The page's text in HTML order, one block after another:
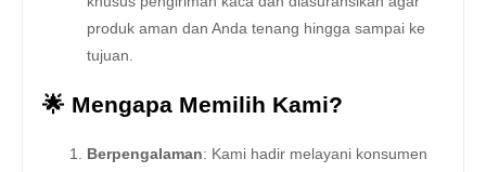
produk aman dan Anda tenang hingga sampai ke
tujuan.
🌟 Mengapa Memilih Kami?
Berpengalaman: Kami hadir melayani konsumen